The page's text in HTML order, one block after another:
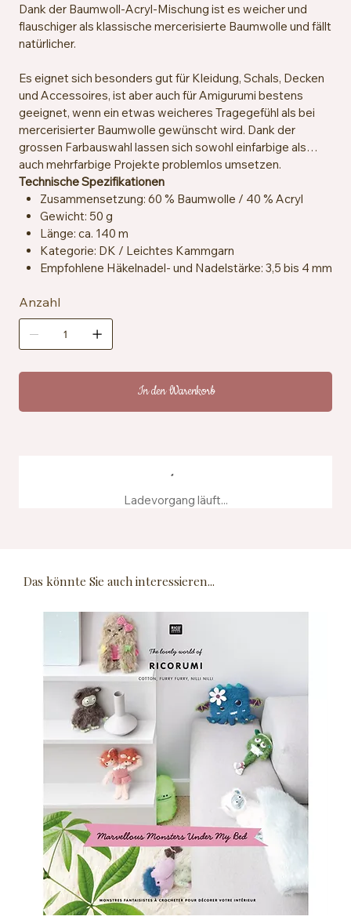
Dank der Baumwoll-Acryl-Mischung ist es weicher und
flauschiger als klassische mercerisierte Baumwolle und fällt
natürlicher.
Es eignet sich besonders gut für Kleidung, Schals, Decken
und Accessoires, ist aber auch für Amigurumi bestens
geeignet, wenn ein etwas weicheres Tragegefühl als bei
mercerisierter Baumwolle gewünscht wird. Dank der
grossen Farbauswahl lassen sich sowohl einfarbige als
auch mehrfarbige Projekte problemlos umsetzen.
Technische Spezifikationen
Zusammensetzung: 60 % Baumwolle / 40 % Acryl
Gewicht: 50 g
Länge: ca. 140 m
Kategorie: DK / Leichtes Kammgarn
Empfohlene Häkelnadel- und Nadelstärke: 3,5 bis 4 mm
cm
Zertifizierung: OEKO-TEX® Standard 100
Pflegehinweise: Maschinenwaschbar bei 30 °C
Anzahl
In den Warenkorb
Ladevorgang läuft...
Das könnte Sie auch interessieren...